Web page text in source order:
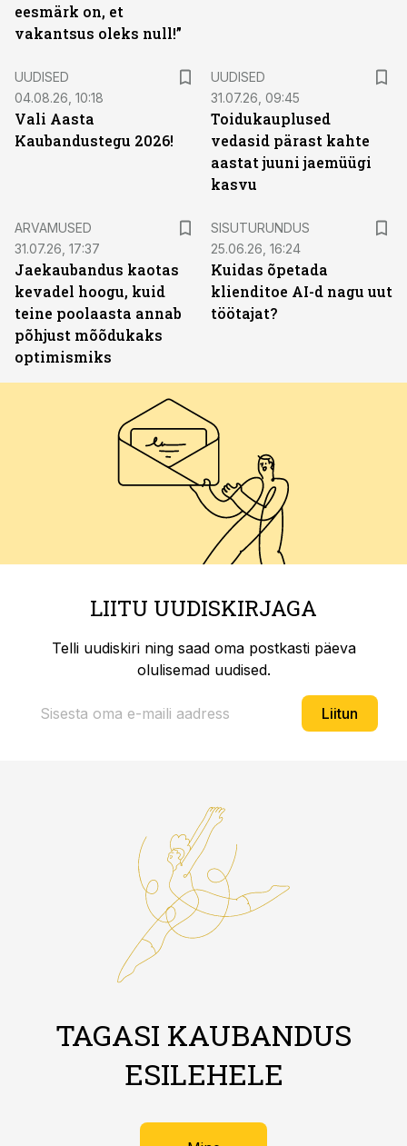
eesmärk on, et
vakantsus oleks null!”
UUDISED
04.08.26, 10:18
Vali Aasta
Kaubandustegu 2026!
UUDISED
31.07.26, 09:45
Toidukauplused
vedasid pärast kahte
aastat juuni jaemüügi
kasvu
ARVAMUSED
31.07.26, 17:37
Jaekaubandus kaotas
kevadel hoogu, kuid
teine poolaasta annab
põhjust mõõdukaks
optimismiks
SISUTURUNDUS
25.06.26, 16:24
Kuidas õpetada
klienditoe AI-d nagu uut
töötajat?
LIITU UUDISKIRJAGA
Telli uudiskiri ning saad oma postkasti päeva
olulisemad uudised.
Liitun
TAGASI KAUBANDUS
ESILEHELE